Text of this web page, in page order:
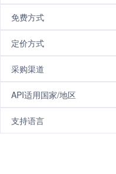
免费方式
定价方式
采购渠道
API适用国家/地区
支持语言